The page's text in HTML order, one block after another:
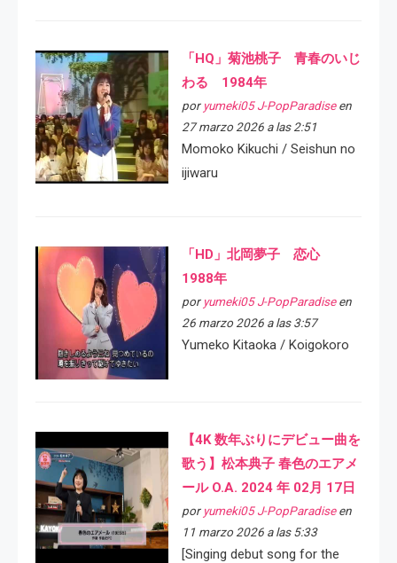
「HQ」菊池桃子 青春のいじ
わる 1984年
por yumeki05 J-PopParadiseen
27 marzo 2026 a las 2:51
Momoko Kikuchi / Seishun no
ijiwaru
「HD」北岡夢子 恋心
1988年
por yumeki05 J-PopParadiseen
26 marzo 2026 a las 3:57
Yumeko Kitaoka / Koigokoro
【4K 数年ぶりにデビュー曲を
歌う】松本典子 春色のエアメ
ール O.A. 2024 年 02月 17日
por yumeki05 J-PopParadiseen
11 marzo 2026 a las 5:33
[Singing debut song for the